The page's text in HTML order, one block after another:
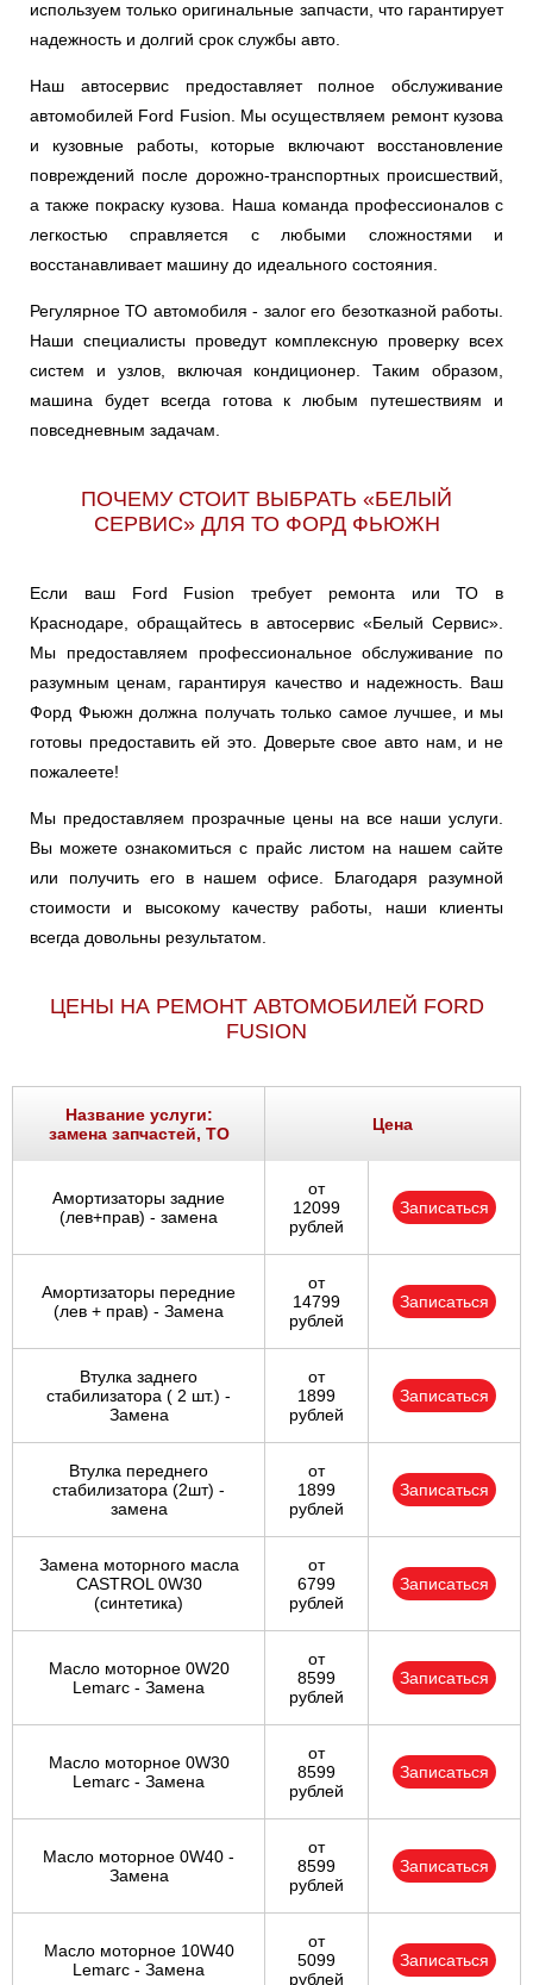
используем только оригинальные запчасти, что гарантирует
надежность и долгий срок службы авто.
Наш автосервис предоставляет полное обслуживание
автомобилей Ford Fusion. Мы осуществляем ремонт кузова
и кузовные работы, которые включают восстановление
повреждений после дорожно-транспортных происшествий,
а также покраску кузова. Наша команда профессионалов с
легкостью справляется с любыми сложностями и
восстанавливает машину до идеального состояния.
Регулярное ТО автомобиля - залог его безотказной работы.
Наши специалисты проведут комплексную проверку всех
систем и узлов, включая кондиционер. Таким образом,
машина будет всегда готова к любым путешествиям и
повседневным задачам.
ПОЧЕМУ СТОИТ ВЫБРАТЬ «БЕЛЫЙ
СЕРВИС» ДЛЯ ТО ФОРД ФЬЮЖН
Если ваш Ford Fusion требует ремонта или ТО в
Краснодаре, обращайтесь в автосервис «Белый Сервис».
Мы предоставляем профессиональное обслуживание по
разумным ценам, гарантируя качество и надежность. Ваш
Форд Фьюжн должна получать только самое лучшее, и мы
готовы предоставить ей это. Доверьте свое авто нам, и не
пожалеете!
Мы предоставляем прозрачные цены на все наши услуги.
Вы можете ознакомиться с прайс листом на нашем сайте
или получить его в нашем офисе. Благодаря разумной
стоимости и высокому качеству работы, наши клиенты
всегда довольны результатом.
ЦЕНЫ НА РЕМОНТ АВТОМОБИЛЕЙ FORD
FUSION
Название услуги:
замена запчастей, ТО
Цена
Амортизаторы задние
(лев+прав) - замена
от
12099
рублей
Записаться
Амортизаторы передние
(лев + прав) - Замена
от
14799
рублей
Записаться
Втулка заднего
стабилизатора ( 2 шт.) -
Замена
от
1899
рублей
Записаться
Втулка переднего
стабилизатора (2шт) -
замена
от
1899
рублей
Записаться
Замена моторного масла
CASTROL 0W30
(синтетика)
от
6799
рублей
Записаться
Масло моторное 0W20
Lemarc - Замена
от
8599
рублей
Записаться
Масло моторное 0W30
Lemarc - Замена
от
8599
рублей
Записаться
Масло моторное 0W40 -
Замена
от
8599
рублей
Записаться
Масло моторное 10W40
Lemarc - Замена
от
5099
рублей
Записаться